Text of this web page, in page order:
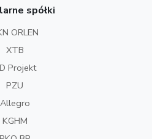
spółki
ORLEN
XTB
Projekt
PZU
Allegro
KGHM